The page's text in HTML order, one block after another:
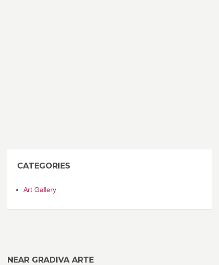
CATEGORIES
Art Gallery
NEAR GRADIVA ARTE